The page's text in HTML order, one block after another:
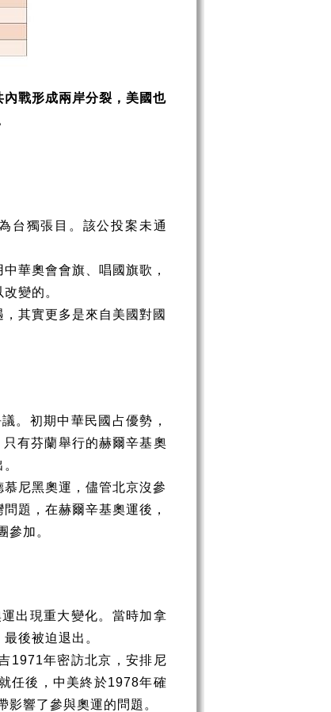
戰形成兩岸分裂，美國也
台獨張目。該公投案未通
華奧會會旗、唱國旗歌，
變的。
其實更多是來自美國對國
。初期中華民國占優勢，
只有芬蘭舉行的赫爾辛基奧
尼黑奧運，儘管北京沒參
題，在赫爾辛基奧運後，
參加。
出現重大變化。當時加拿
後被迫退出。
1971年密訪北京，安排尼
任後，中美終於1978年確
響了參與奧運的問題。